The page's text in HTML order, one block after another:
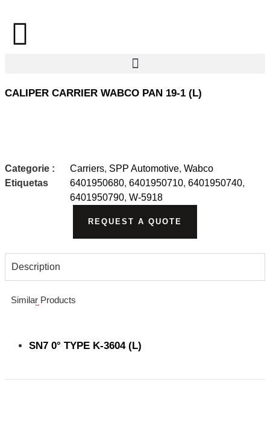
CALIPER CARRIER WABCO PAN 19-1 (L)
Categorie : Carriers, SPP Automotive, Wabco
Etiquetas
6401950680, 6401950710, 6401950740,
6401950790, W-5918
REQUEST A QUOTE
Description
Similar Products
SN7 0° TYPE K-3604 (L)